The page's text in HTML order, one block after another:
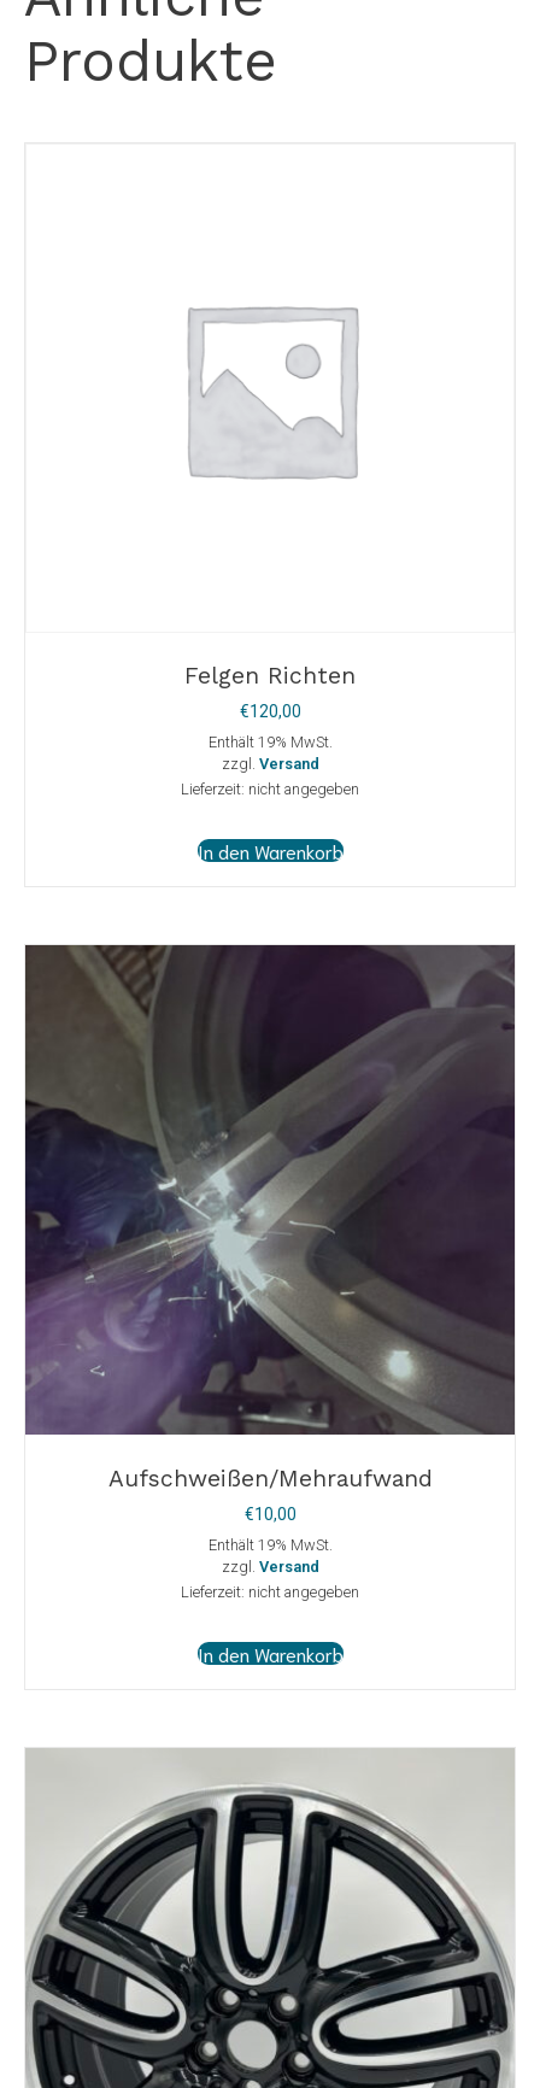
Produkte
Felgen Richten
€120,00
Enthält 19% MwSt.
zzgl. Versand
Lieferzeit: nicht angegeben
In den Warenkorb
Aufschweißen/Mehraufwand
€10,00
Enthält 19% MwSt.
zzgl. Versand
Lieferzeit: nicht angegeben
In den Warenkorb